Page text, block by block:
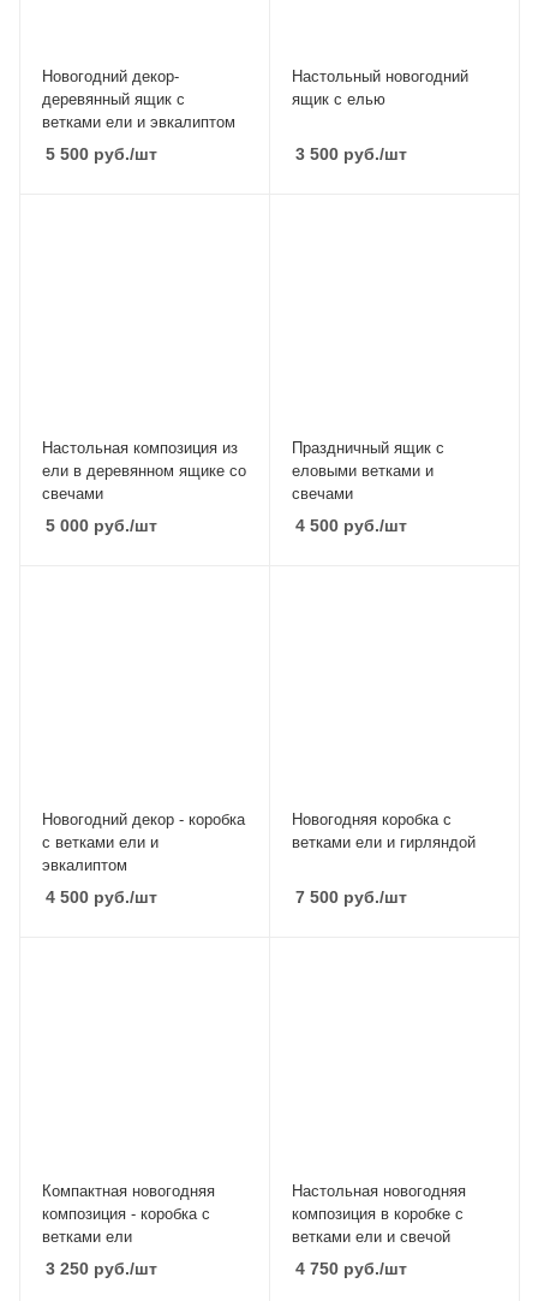
Новогодний декор-
деревянный ящик с
ветками ели и эвкалиптом
5 500 руб./шт
Настольный новогодний
ящик с елью
3 500 руб./шт
Настольная композиция из
ели в деревянном ящике со
свечами
5 000 руб./шт
Праздничный ящик с
еловыми ветками и
свечами
4 500 руб./шт
Новогодний декор - коробка
с ветками ели и
эвкалиптом
4 500 руб./шт
Новогодняя коробка с
ветками ели и гирляндой
7 500 руб./шт
Компактная новогодняя
композиция - коробка с
ветками ели
3 250 руб./шт
Настольная новогодняя
композиция в коробке с
ветками ели и свечой
4 750 руб./шт